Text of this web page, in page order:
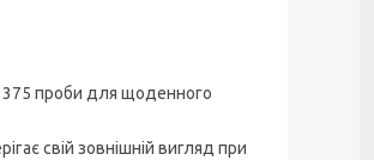
375 проби для щоденного
свій зовнішній вигляд при